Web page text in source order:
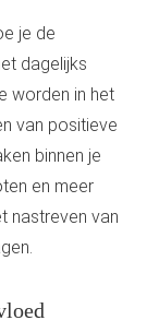
je de
dagelijks
worden in het
van positieve
binnen je
en meer
nastreven van